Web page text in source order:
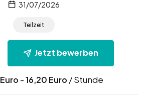
31/07/2026
Teilzeit
Jetzt bewerben
Euro -16,20 Euro / Stunde